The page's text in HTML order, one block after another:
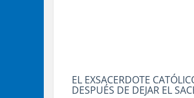
EL EXSACERDOTE
DESPUÉS DE DEJAR EL